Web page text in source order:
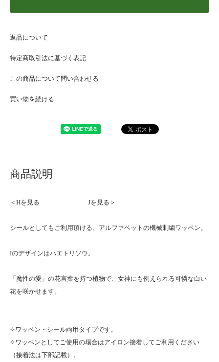
返品について
特定商取引法に基づく表記
この商品について問い合わせる
買い物を続ける
商品説明
＜Hを見る Jを見る＞
シールとしてもご利用頂ける、アルファベットの機械刺繍ワッペン。
Iのデザインはハエトリソウ。
「魔性の愛」の花言葉を持つ植物で、女神にも例えられる可憐な白い
花を咲かせます。
✧ワッペン・シール両用タイプです。
✧ワッペンとしてご使用の場合はアイロン接着してご利用ください
（接着法は下部記載）。